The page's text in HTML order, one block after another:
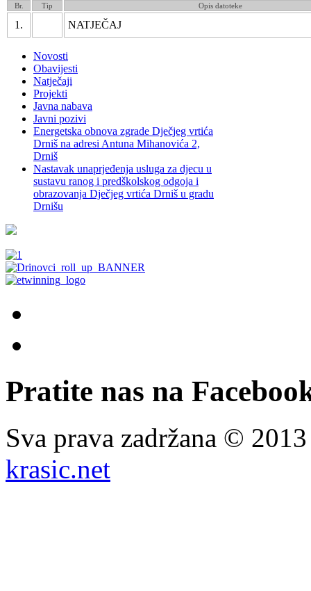
Br. Tip Opis datoteke
1. NATJEČAJ
Novosti
Obavijesti
Natječaji
Projekti
Javna nabava
Javni pozivi
Energetska obnova zgrade Dječjeg vrtića
Drniš na adresi Antuna Mihanovića 2,
Drniš
Nastavak unaprjeđenja usluga za djecu u
sustavu ranog i predškolskog odgoja i
obrazovanja Dječjeg vrtića Drniš u gradu
Drnišu
Pratite nas na
Sva prava zadržana ©
krasic.net